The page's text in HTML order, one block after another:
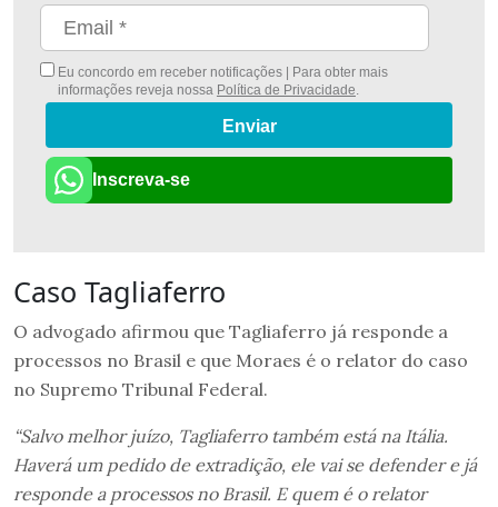
Eu concordo em receber notificações | Para obter mais
informações reveja nossa Política de Privacidade.
Enviar
Inscreva-se
Caso Tagliaferro
O advogado afirmou que Tagliaferro já responde a
processos no Brasil e que Moraes é o relator do caso
no Supremo Tribunal Federal.
“Salvo melhor juízo, Tagliaferro também está na Itália.
Haverá um pedido de extradição, ele vai se defender e já
responde a processos no Brasil. E quem é o relator